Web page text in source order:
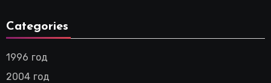
Categories
1996 год
2004 год